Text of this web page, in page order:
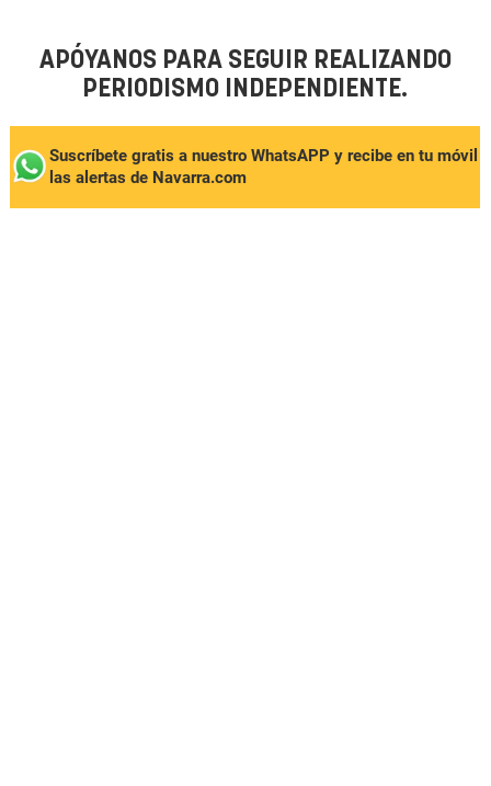
APÓYANOS PARA SEGUIR REALIZANDO
PERIODISMO INDEPENDIENTE.
Suscríbete gratis a nuestro WhatsAPP y recibe en tu móvil
las alertas de Navarra.com